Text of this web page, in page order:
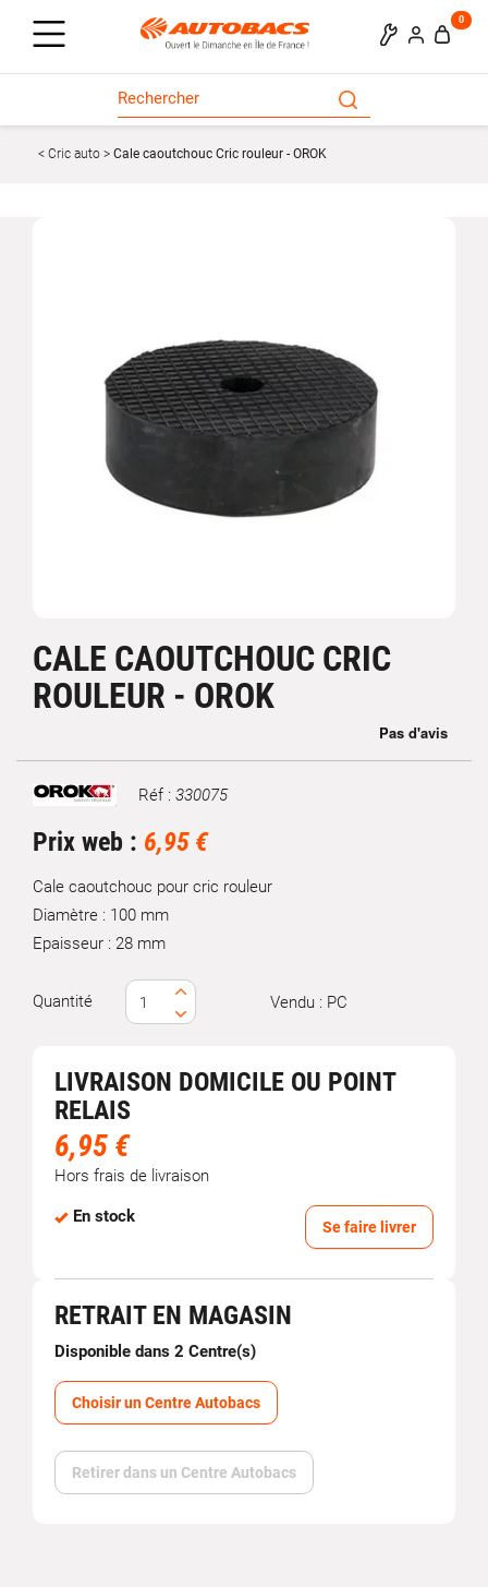
0
Cric auto Cale caoutchouc Cric rouleur - OROK
CALE CAOUTCHOUC CRIC
ROULEUR - OROK
Marque Réf : 330075
Prix web : 6,95 €
Cale caoutchouc pour cric rouleur
Diamètre : 100 mm
Epaisseur : 28 mm
Quantité Vendu : PC
LIVRAISON DOMICILE OU POINT
RELAIS
6,95 €
Hors frais de livraison
En stock
Se faire livrer
RETRAIT EN MAGASIN
Disponible dans 2 Centre(s)
Choisir un Centre Autobacs
Retirer dans un Centre Autobacs